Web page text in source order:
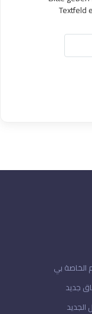
Textfeld
الخاصة بي
جديد
الجديد